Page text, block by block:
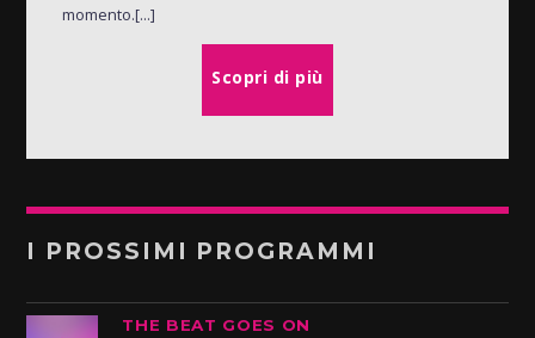
momento.[...]
Scopri di più
I PROSSIMI PROGRAMMI
THE BEAT GOES ON